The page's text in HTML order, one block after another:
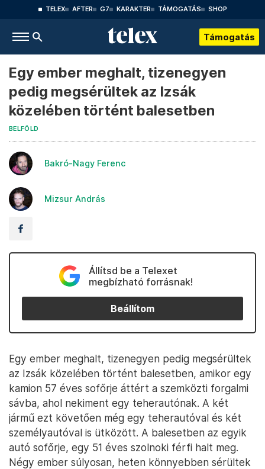
TELEX AFTER G7 KARAKTER TÁMOGATÁS SHOP
Támogatás
Egy ember meghalt, tizenegyen
pedig megsérültek az Izsák
közelében történt balesetben
BELFÖLD
Bakró-Nagy Ferenc
Mizsur András
Állítsd be a Telexet
megbízható forrásnak!
Beállítom
Egy ember meghalt, tizenegyen pedig megsérültek
az Izsák közelében történt balesetben, amikor egy
kamion 57 éves sofőrje áttért a szemközti forgalmi
sávba, ahol nekiment egy teherautónak. A két
jármű ezt követően még egy teherautóval és két
személyautóval is ütközött. A balesetben az egyik
autó sofőrje, egy 51 éves szolnoki férfi halt meg.
Négy ember súlyosan, heten könnyebben sérültek